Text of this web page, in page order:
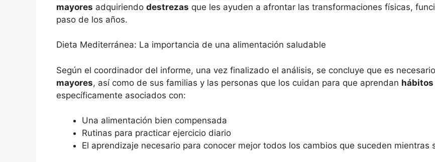
mayores adquiriendo destrezas que les ayuden a afrontar las transformaciones físicas,
paso de los años.
Dieta Mediterránea: La importancia de una alimentación saludable
Según el coordinador del informe, una vez finalizado el análisis, se concluye que es
mayores, así como de sus familias y las personas que los cuidan para que aprendan
específicamente asociados con:
Una alimentación bien compensada
Rutinas para practicar ejercicio diario
El aprendizaje necesario para conocer mejor todos los cambios que suceden mientras